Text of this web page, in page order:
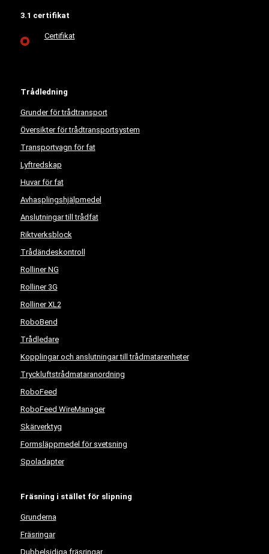
3.1 certifikat
Certifikat
Trådledning
Grunder för trådtransport
Översikter för trådtransportsystem
Transportvagn för fat
Lyftredskap
Huvar för fat
Avhasplingshjälpmedel
Anslutningar till trådfat
Riktverksblock
Trådändeskontroll
Rolliner NG
Rolliner 3G
Rolliner XL2
RoboBend
Trådledare
Kopplingar och anslutningar till trådmatarenheter
Tryckluftstrådmataranordning
RoboFeed
RoboFeed WireManager
Skärverktyg
Formsläppmedel för svetsning
Spoladapter
Fräsning i stället för slipning
Grunderna
Fräsringar
Dubbelsidiga fräsringar